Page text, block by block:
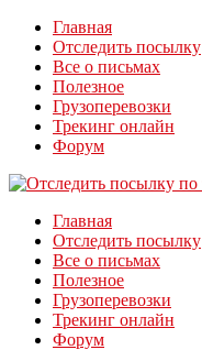
Главная
Отследить посылку
Все о письмах
Полезное
Грузоперевозки
Трекинг онлайн
Форум
Главная
Отследить посылку
Все о письмах
Полезное
Грузоперевозки
Трекинг онлайн
Форум